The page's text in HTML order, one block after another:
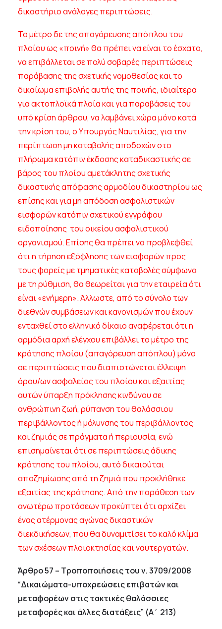
δικαστήριο ανάλογες περιπτώσεις.
Το μέτρο δε της απαγόρευσης απόπλου του
πλοίου ως «ποινή» θα πρέπει να είναι το έσχατο,
να επιβάλλεται σε πολύ σοβαρές περιπτώσεις
παράβασης της σχετικής νομοθεσίας και το
δικαίωμα επιβολής αυτής της ποινής, ιδιαίτερα
για ακτοπλοϊκά πλοία και για παραβάσεις του
υπό κρίση άρθρου, να λαμβάνει χώρα μόνο κατά
την κρίση του, ο Υπουργός Ναυτιλίας, για την
περίπτωση μη καταβολής αποδοχών στο
πλήρωμα κατόπιν έκδοσης καταδικαστικής σε
βάρος του πλοίου αμετάκλητης σχετικής
δικαστικής απόφασης αρμοδίου δικαστηρίου ως
επίσης και για μη απόδοση ασφαλιστικών
εισφορών κατόπιν σχετικού εγγράφου
ειδοποίησης του οικείου ασφαλιστικού
οργανισμού. Επίσης θα πρέπει να προβλεφθεί
ότι η τήρηση εξόφλησης των εισφορών προς
τους φορείς με τμηματικές καταβολές σύμφωνα
με τη ρύθμιση, θα θεωρείται για την εταιρεία ότι
είναι «ενήμερη». Άλλωστε, από το σύνολο των
διεθνών συμβάσεων και κανονισμών που έχουν
ενταχθεί στο ελληνικό δίκαιο αναφέρεται ότι η
αρμόδια αρχή ελέγχου επιβάλλει το μέτρο της
κράτησης πλοίου (απαγόρευση απόπλου) μόνο
σε περιπτώσεις που διαπιστώνεται έλλειψη
όρου/ων ασφαλείας του πλοίου και εξαιτίας
αυτών ύπαρξη πρόκλησης κινδύνου σε
ανθρώπινη ζωή, ρύπανση του θαλάσσιου
περιβάλλοντος ή μόλυνσης του περιβάλλοντος
και ζημιάς σε πράγματα ή περιουσία, ενώ
επισημαίνεται ότι σε περιπτώσεις άδικης
κράτησης του πλοίου, αυτό δικαιούται
αποζημίωσης από τη ζημιά που προκλήθηκε
εξαιτίας της κράτησης. Από την παράθεση των
ανωτέρω προτάσεων προκύπτει ότι αρχίζει
ένας ατέρμονας αγώνας δικαστικών
διεκδικήσεων, που θα δυναμιτίσει το καλό κλίμα
των σχέσεων πλοιοκτησίας και ναυτεργατών.
Άρθρο 57 – Τροποποιήσεις του ν. 3709/2008
“Δικαιώματα-υποχρεώσεις επιβατών και
μεταφορέων στις τακτικές θαλάσσιες
μεταφορές και άλλες διατάξεις” (Α΄ 213)